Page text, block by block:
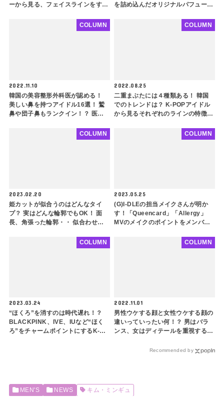
ーから見る、フェイスラインをすっ
アップスタイル、レイヤードカッ
ト、チョッピーバング・・ ポイン
を詰め込んだオリジナルパフューム
2022.11.10
韓国の美容整形外科医が認める！
美しい鼻を持つアイドル16選！ 鷲
鼻や団子鼻もランクイン！？ 医師
COLUMN
2022.08.25
二重まぶたには４種類ある！ 韓国
でのトレンドは？ K-POPアイドル
から見るそれぞれのラインの特徴を
COLUMN
2023.02.20
姫カットが似合うのはどんなタイ
プ？ 実はどんな輪郭でもOK！ 面
長、角張った輪郭・・ 似合わせる
モ、NewJeans ヘリンなどから見
るヘアカットのポイントとは？
COLUMN
2023.05.25
(G)I-DLEの担当メイクさんが明か
す！「Queencard」「Allergy」
MVのメイクのポイントをメンバー
メリカのTVシリーズ」！あのオル
セン姉妹を参考にしたメンバーも
COLUMN
2023.03.24
“ほくろ”を消すのは時代遅れ！？
BLACKPINK、IVE、IUなど“ほく
ろ”をチャームポイントにするK-
COLUMN
2022.11.01
男性ウケする顔と女性ウケする顔の
違いっていったい何！？ 男はバラ
ンス、女はディテールを重視するっ
説【韓国女性編】
COLUMN
Recommended by
MEN'S NEWS キム・ミンギュ